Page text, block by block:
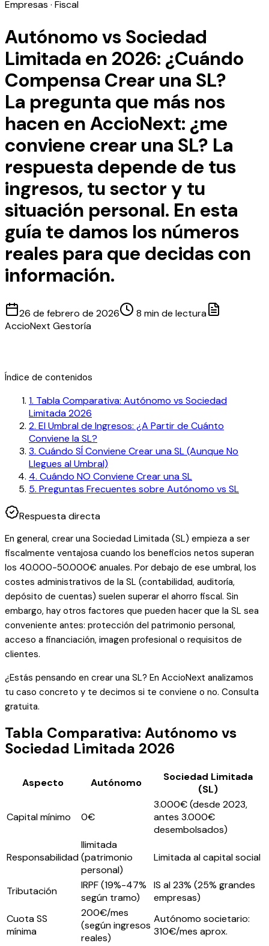
Empresas · Fiscal
Autónomo vs Sociedad
Limitada en 2026: ¿Cuándo
Compensa Crear una SL?
La pregunta que más nos
hacen en AccioNext: ¿me
conviene crear una SL? La
respuesta depende de tus
ingresos, tu sector y tu
situación personal. En esta
guía te damos los números
reales para que decidas con
información.
26 de febrero de 2026
8 min de lectura
AccioNext Gestoría
Índice de contenidos
1. Tabla Comparativa: Autónomo vs Sociedad
Limitada 2026
2. El Umbral de Ingresos: ¿A Partir de Cuánto
Conviene la SL?
3. Cuándo SÍ Conviene Crear una SL (Aunque No
Llegues al Umbral)
4. Cuándo NO Conviene Crear una SL
5. Preguntas Frecuentes sobre Autónomo vs SL
Respuesta directa
En general, crear una Sociedad Limitada (SL) empieza a ser
fiscalmente ventajosa cuando los beneficios netos superan
los 40.000-50.000€ anuales. Por debajo de ese umbral, los
costes administrativos de la SL (contabilidad, auditoría,
depósito de cuentas) suelen superar el ahorro fiscal. Sin
embargo, hay otros factores que pueden hacer que la SL sea
conveniente antes: protección del patrimonio personal,
acceso a financiación, imagen profesional o requisitos de
clientes.
¿Estás pensando en crear una SL? En AccioNext analizamos
tu caso concreto y te decimos si te conviene o no. Consulta
gratuita.
Tabla Comparativa: Autónomo vs
Sociedad Limitada 2026
Aspecto Autónomo
Sociedad Limitada
(SL)
Capital mínimo 0€
3.000€ (desde 2023,
antes 3.000€
desembolsados)
Responsabilidad
Ilimitada
(patrimonio
personal)
Limitada al capital social
Tributación
IRPF (19%-47%
según tramo)
IS al 23% (25% grandes
empresas)
Cuota SS
mínima
200€/mes
(según ingresos
reales)
Autónomo societario:
310€/mes aprox.